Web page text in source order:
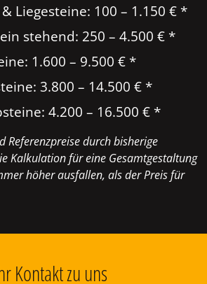
Liegesteine: 100 – 1.150 € *
stehend: 250 – 4.500 € *
1.600 – 9.500 € *
3.800 – 14.500 € *
4.200 – 16.500 € *
Referenzpreise durch bisherige
Kalkulation für eine Gesamtgestaltung
höher ausfallen, als der Preis für
Kontakt zu uns